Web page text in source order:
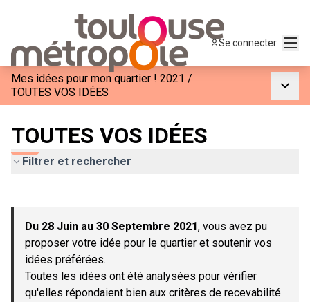
Se connecter
Mes idées pour mon quartier ! 2021 /
TOUTES VOS IDÉES
TOUTES VOS IDÉES
Filtrer et rechercher
−
Du 28 Juin au 30 Septembre 2021, vous avez pu
proposer votre idée pour le quartier et soutenir vos
idées préférées.
Toutes les idées ont été analysées pour vérifier
qu'elles répondaient bien aux critères de recevabilité